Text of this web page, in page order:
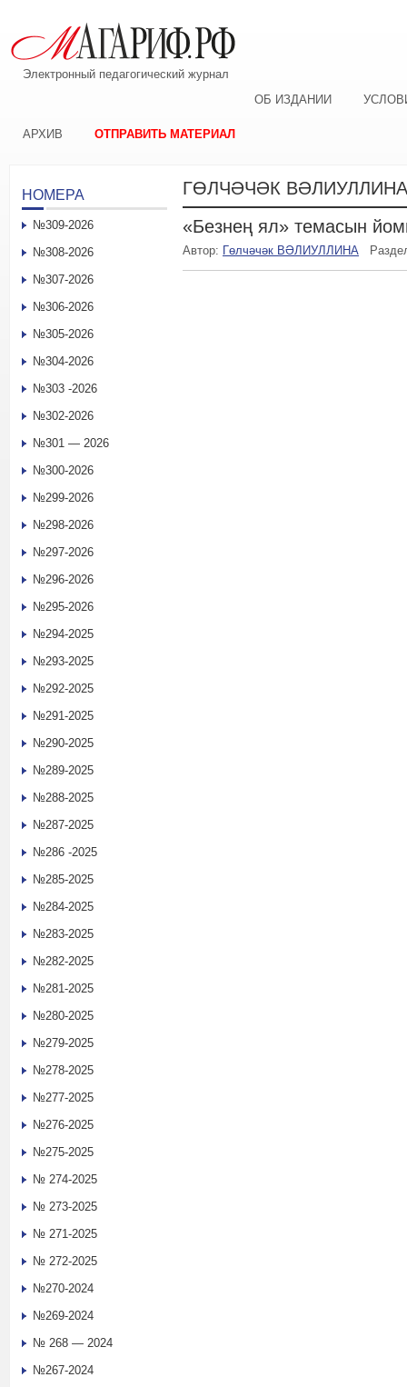
Электронный педагогический журнал
ОБ ИЗДАНИИ
АРХИВ ОТПРАВИТЬ МАТЕРИАЛ
ГӨЛЧӘЧӘК ВӘЛИУЛЛИНА
«Безнең ял» темасын
Автор: Гөлчәчәк ВӘЛИУЛЛИНА
НОМЕРА
№309-2026
№308-2026
№307-2026
№306-2026
№305-2026
№304-2026
№303 -2026
№302-2026
№301 — 2026
№300-2026
№299-2026
№298-2026
№297-2026
№296-2026
№295-2026
№294-2025
№293-2025
№292-2025
№291-2025
№290-2025
№289-2025
№288-2025
№287-2025
№286 -2025
№285-2025
№284-2025
№283-2025
№282-2025
№281-2025
№280-2025
№279-2025
№278-2025
№277-2025
№276-2025
№275-2025
№ 274-2025
№ 273-2025
№ 271-2025
№ 272-2025
№270-2024
№269-2024
№ 268 — 2024
№267-2024